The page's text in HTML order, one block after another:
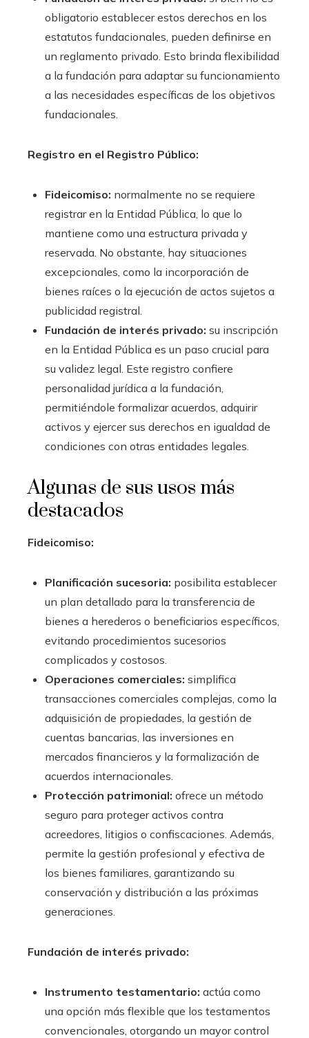
obligatorio establecer estos derechos en los
estatutos fundacionales, pueden definirse en
un reglamento privado. Esto brinda flexibilidad
a la fundación para adaptar su funcionamiento
a las necesidades específicas de los objetivos
fundacionales.
Registro en el Registro Público:
Fideicomiso: normalmente no se requiere
registrar en la Entidad Pública, lo que lo
mantiene como una estructura privada y
reservada. No obstante, hay situaciones
excepcionales, como la incorporación de
bienes raíces o la ejecución de actos sujetos a
publicidad registral.
Fundación de interés privado: su inscripción
en la Entidad Pública es un paso crucial para
su validez legal. Este registro confiere
personalidad jurídica a la fundación,
permitiéndole formalizar acuerdos, adquirir
activos y ejercer sus derechos en igualdad de
condiciones con otras entidades legales.
Algunas de sus usos más
destacados
Fideicomiso:
Planificación sucesoria: posibilita establecer
un plan detallado para la transferencia de
bienes a herederos o beneficiarios específicos,
evitando procedimientos sucesorios
complicados y costosos.
Operaciones comerciales: simplifica
transacciones comerciales complejas, como la
adquisición de propiedades, la gestión de
cuentas bancarias, las inversiones en
mercados financieros y la formalización de
acuerdos internacionales.
Protección patrimonial: ofrece un método
seguro para proteger activos contra
acreedores, litigios o confiscaciones. Además,
permite la gestión profesional y efectiva de
los bienes familiares, garantizando su
conservación y distribución a las próximas
generaciones.
Fundación de interés privado:
Instrumento testamentario: actúa como
una opción más flexible que los testamentos
convencionales, otorgando un mayor control